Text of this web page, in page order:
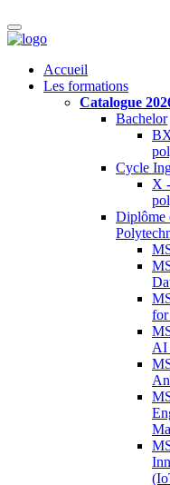
Accueil
Les formations
Catalogue
Bachelor
Cycle
X
Diplôme
AI